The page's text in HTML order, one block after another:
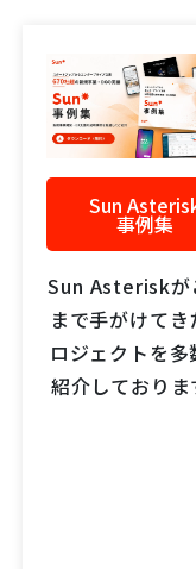
Sun
事例集
Sun Asteriskが
まで手がけてき
ロジェクトを多
紹介しておりま